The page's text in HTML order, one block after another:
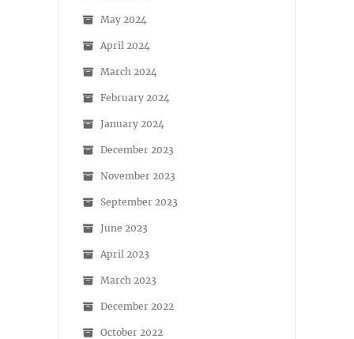
May 2024
April 2024
March 2024
February 2024
January 2024
December 2023
November 2023
September 2023
June 2023
April 2023
March 2023
December 2022
October 2022